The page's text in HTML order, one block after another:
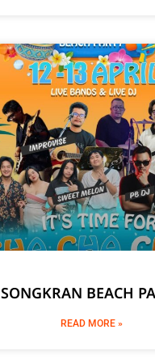
SONGKRAN BEACH
READ MORE »